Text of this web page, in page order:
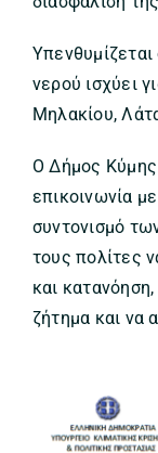
νερού ισχύει
Μηλακίου,
Ο Δήμος Κύμης
επικοινωνία
συντονισμό
τους πολίτες
και
ζήτημα και να